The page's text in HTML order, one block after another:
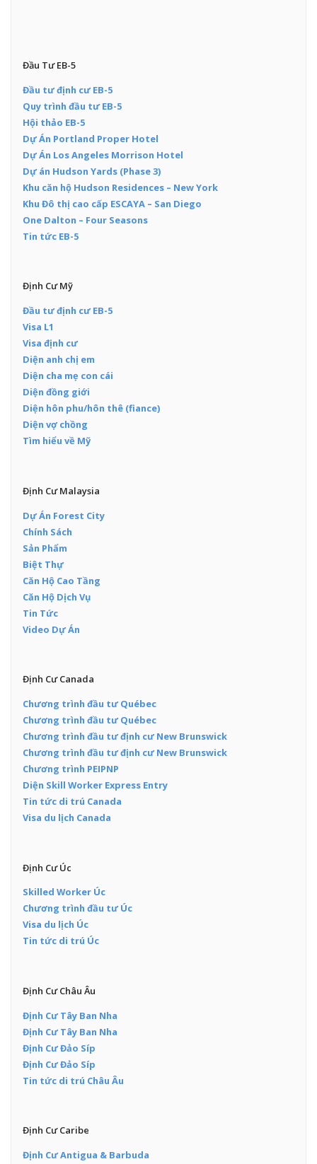
Đầu Tư EB-5
Đầu tư định cư EB-5
Quy trình đầu tư EB-5
Hội thảo EB-5
Dự Án Portland Proper Hotel
Dự Án Los Angeles Morrison Hotel
Dự án Hudson Yards (Phase 3)
Khu căn hộ Hudson Residences – New York
Khu Đô thị cao cấp ESCAYA – San Diego
One Dalton – Four Seasons
Tin tức EB-5
Định Cư Mỹ
Đầu tư định cư EB-5
Visa L1
Visa định cư
Diện anh chị em
Diện cha mẹ con cái
Diện đồng giới
Diện hôn phu/hôn thê (fiance)
Diện vợ chồng
Tìm hiểu về Mỹ
Định Cư Malaysia
Dự Án Forest City
Chính Sách
Sản Phẩm
Biệt Thự
Căn Hộ Cao Tầng
Căn Hộ Dịch Vụ
Tin Tức
Video Dự Án
Định Cư Canada
Chương trình đầu tư Québec
Chương trình đầu tư Québec
Chương trình đầu tư định cư New Brunswick
Chương trình đầu tư định cư New Brunswick
Chương trình PEIPNP
Diện Skill Worker Express Entry
Tin tức di trú Canada
Visa du lịch Canada
Định Cư Úc
Skilled Worker Úc
Chương trình đầu tư Úc
Visa du lịch Úc
Tin tức di trú Úc
Định Cư Châu Âu
Định Cư Tây Ban Nha
Định Cư Tây Ban Nha
Định Cư Đảo Síp
Định Cư Đảo Síp
Tin tức di trú Châu Âu
Định Cư Caribe
Định Cư Antigua & Barbuda